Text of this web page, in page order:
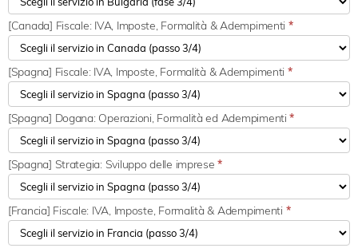
[Canada] Fiscale: IVA, Imposte, Formalità & Adempimenti *
[Spagna] Fiscale: IVA, Imposte, Formalità & Adempimenti *
[Spagna] Dogana: Operazioni, Formalità ed Adempimenti*
[Spagna] Strategia: Sviluppo delle imprese*
[Francia] Fiscale: IVA, Imposte, Formalità & Adempimenti *